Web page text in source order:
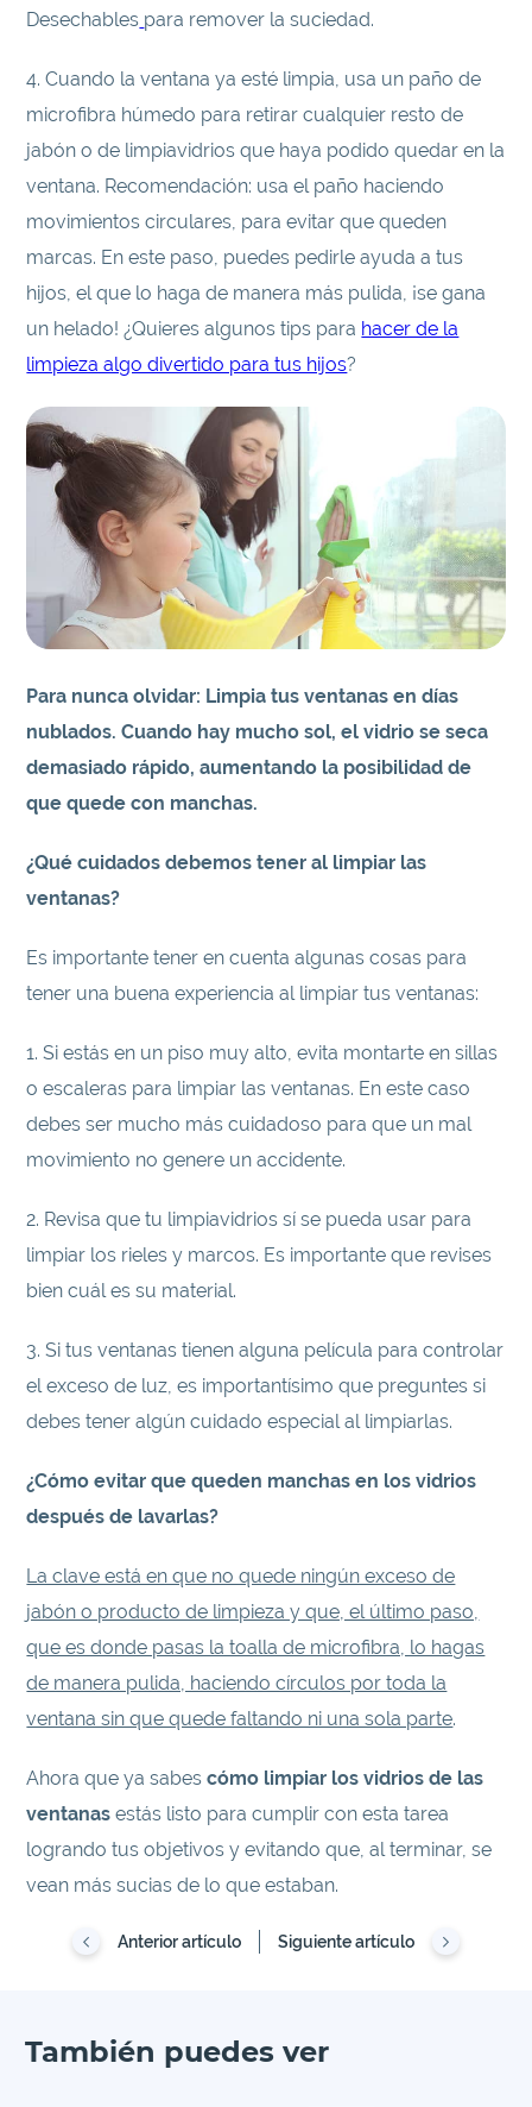
Desechables para remover la suciedad.
4. Cuando la ventana ya esté limpia, usa un paño de
microfibra húmedo para retirar cualquier resto de
jabón o de limpiavidrios que haya podido quedar en la
ventana. Recomendación: usa el paño haciendo
movimientos circulares, para evitar que queden
marcas. En este paso, puedes pedirle ayuda a tus
hijos, el que lo haga de manera más pulida, ¡se gana
un helado! ¿Quieres algunos tips para hacer de la
limpieza algo divertido para tus hijos?
Para nunca olvidar: Limpia tus ventanas en días
nublados. Cuando hay mucho sol, el vidrio se seca
demasiado rápido, aumentando la posibilidad de
que quede con manchas.
¿Qué cuidados debemos tener al limpiar las
ventanas?
Es importante tener en cuenta algunas cosas para
tener una buena experiencia al limpiar tus ventanas:
1. Si estás en un piso muy alto, evita montarte en sillas
o escaleras para limpiar las ventanas. En este caso
debes ser mucho más cuidadoso para que un mal
movimiento no genere un accidente.
2. Revisa que tu limpiavidrios sí se pueda usar para
limpiar los rieles y marcos. Es importante que revises
bien cuál es su material.
3. Si tus ventanas tienen alguna película para controlar
el exceso de luz, es importantísimo que preguntes si
debes tener algún cuidado especial al limpiarlas.
¿Cómo evitar que queden manchas en los vidrios
después de lavarlas?
La clave está en que no quede ningún exceso de
jabón o producto de limpieza y que, el último paso,
que es donde pasas la toalla de microfibra, lo hagas
de manera pulida, haciendo círculos por toda la
ventana sin que quede faltando ni una sola parte.
Ahora que ya sabescómo limpiar los vidrios de las
ventanasestás listo para cumplir con esta tarea
logrando tus objetivos y evitando que, al terminar, se
vean más sucias de lo que estaban.
Anterior artículo Siguiente artículo
También puedes ver